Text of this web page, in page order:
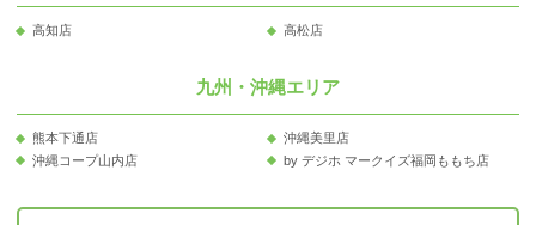
高知店 高松店
九州・沖縄エリア
熊本下通店
沖縄美里店
沖縄コープ山内店
by デジホ マークイズ福岡ももち店